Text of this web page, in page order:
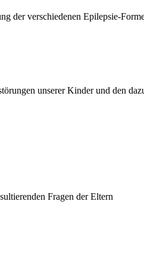
der verschiedenen Epilepsie-
unserer Kinder und den
Fragen der Eltern